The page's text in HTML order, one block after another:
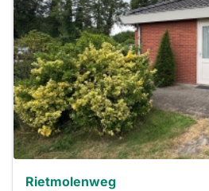
Om kans te
maken moet je
binnen 15
minuten
reageren.
Stekkies helpt
je hierbij!
Rietmolenweg